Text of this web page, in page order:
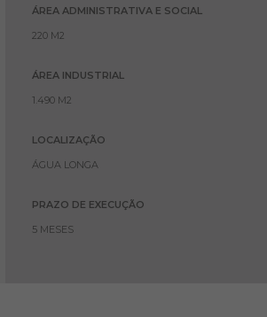
ÁREA ADMINISTRATIVA E SOCIAL
220 M2
ÁREA INDUSTRIAL
1.490 M2
LOCALIZAÇÃO
ÁGUA LONGA
PRAZO DE EXECUÇÃO
5 MESES